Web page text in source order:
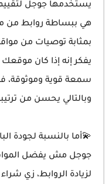
يستخدمها جوجل
هي ببساطة روابط من
بمثابة توصيات من
يفكر إنه إذا كان
سمعة قوية وموثوقة،
وبالتالي يحسن من
💫أما بالنسبة لجودة
جوجل مش يفضل
لزيادة الروابط، زي